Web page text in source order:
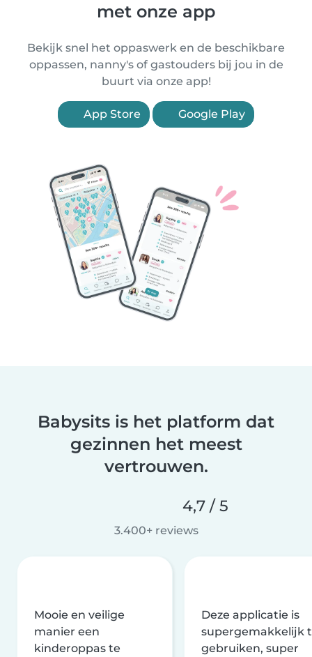
met onze app
Bekijk snel het oppaswerk en de beschikbare
oppassen, nanny's of gastouders bij jou in de
buurt via onze app!
App Store Google Play
Babysits is het platform dat
gezinnen het meest
vertrouwen.
4,7 / 5
3.400+ reviews
Mooie en veilige
manier een
kinderoppas te
Deze applicatie is
supergemakkelijk
gebruiken, super